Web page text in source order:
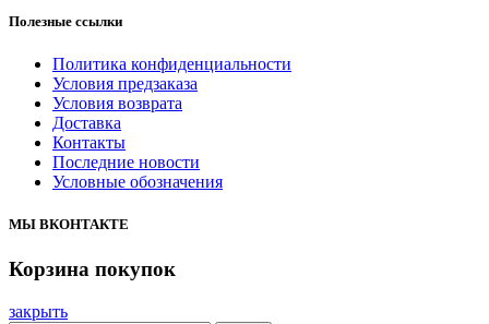
Полезные ссылки
Политика конфиденциальности
Условия предзаказа
Условия возврата
Доставка
Контакты
Последние новости
Условные обозначения
МЫ ВКОНТАКТЕ
Корзина покупок
закрыть